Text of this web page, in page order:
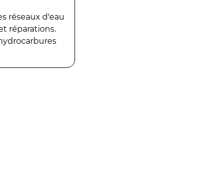
réseaux d'eau
réparations.